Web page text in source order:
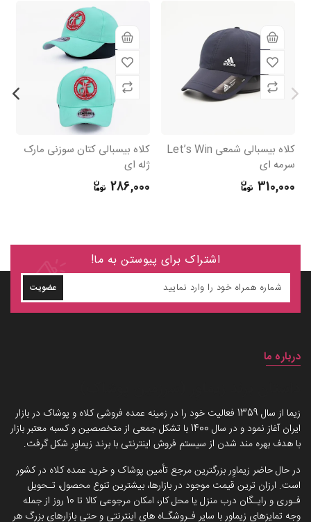
کلاه بیسبالی شمعی Let’s Win
سرمه ای
310,000
کلاه بیسبالی کتان سوزنی مارک
ژله ای
286,000
اشتراک برای پیوستن به ما!
عضویت
درباره ما
زیما از سال 1359 فعالیت خود را در زمینه عمده فروشی کلاه و پوشاک در بازار
ایران آغاز نمود و در سال 1400 با تشکل جمعی از متخصصین و کسبه معتبر بازار
با هدف بهره مند شدن از سیستم فروش اینترنتی با برند زیماوِر شکل گرفت.
در حال حاضر زیماوِر بزرگترین مرجع تأمین پوشاک و خرید عمده کلاه در کشور
است. ارزان ترین قیمت موجود در بازارها، بیشترین تنوع محصول، تـحویل
فـوری و رایـگان درب منزل یا محل کار، امکان مرجوعی کالا تا 10 روز از جمله
وجه تمایزهای زیماور با سایر فـروشگـاه های اینترنتی و حتی بازارهای بزرگ هر